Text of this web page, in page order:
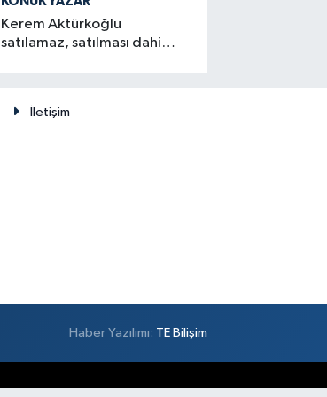
Kerem Aktürkoğlu
satılamaz, satılması dahi
İletişim
Haber Yazılımı: TE Bilişim